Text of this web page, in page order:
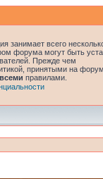
занимает всего
форума могут быть
Прежде чем
принятыми на
всеми правилами.